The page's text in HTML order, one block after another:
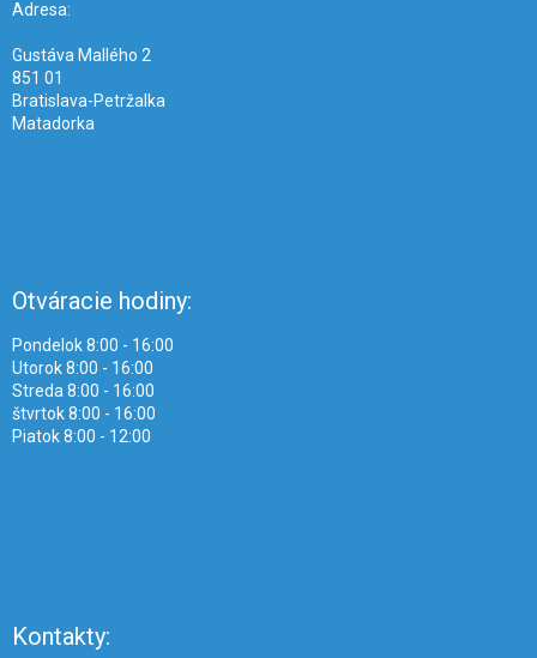
Adresa:
Gustáva Mallého 2
851 01
Bratislava-Petržalka
Matadorka
Otváracie hodiny:
Pondelok 8:00 - 16:00
Utorok 8:00 - 16:00
Streda 8:00 - 16:00
štvrtok 8:00 - 16:00
Piatok 8:00 - 12:00
Kontakty: